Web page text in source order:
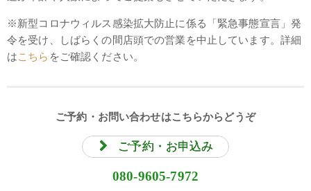
※新型コロナウィルス感染拡大防止に係る「緊急事態宣言」発
令を受け、しばらくの間店頭での営業を中止しています。詳細
はこちら をご確認ください。
ご予約・お問い合わせはこちらからどうぞ
ご予約・お申込み
080-9605-7972